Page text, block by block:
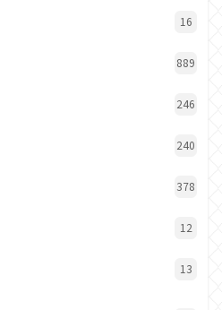
16
889
246
240
378
12
13